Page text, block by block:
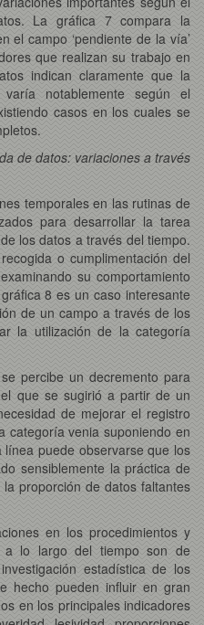
La gráfica 7 compara la
el campo ‘pendiente de la vía’
que realizan su trabajo en
indican claramente que la
notablemente según el
casos en los cuales se
de datos: variaciones a través
temporales en las rutinas de
para desarrollar la tarea
los datos a través del tiempo.
o cumplimentación del
su comportamiento
8 es un caso interesante
de un campo a través de los
la utilización de la categoría
percibe un decremento para
que se sugirió a partir de un
de mejorar el registro
categoría venia suponiendo en
puede observarse que los
sensiblemente la práctica de
proporción de datos faltantes
en los procedimientos y
a lo largo del tiempo son de
estadística de los
hecho pueden influir en gran
en los principales indicadores